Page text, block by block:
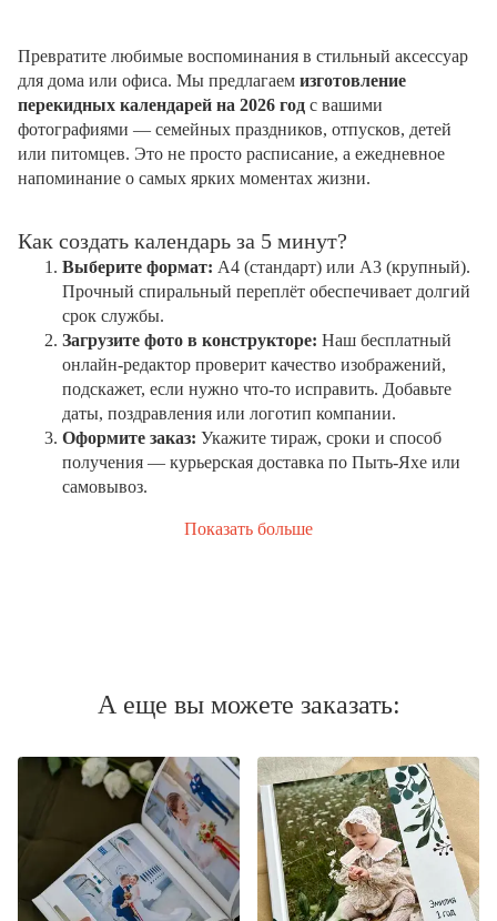
Превратите любимые воспоминания в стильный аксессуар
для дома или офиса. Мы предлагаем изготовление
перекидных календарей на 2026 год с вашими
фотографиями — семейных праздников, отпусков, детей
или питомцев. Это не просто расписание, а ежедневное
напоминание о самых ярких моментах жизни.
Как создать календарь за 5 минут?
Выберите формат: А4 (стандарт) или А3 (крупный).
Прочный спиральный переплёт обеспечивает долгий
срок службы.
Загрузите фото в конструкторе: Наш бесплатный
онлайн-редактор проверит качество изображений,
подскажет, если нужно что-то исправить. Добавьте
даты, поздравления или логотип компании.
Оформите заказ: Укажите тираж, сроки и способ
получения — курьерская доставка по Пыть-Яхе или
самовывоз.
Показать больше
А еще вы можете заказать: